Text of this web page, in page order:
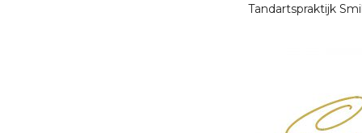
Tandartspraktijk